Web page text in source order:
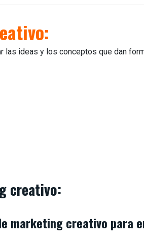
las ideas y los conceptos que dan
creativo:
marketing creativo para